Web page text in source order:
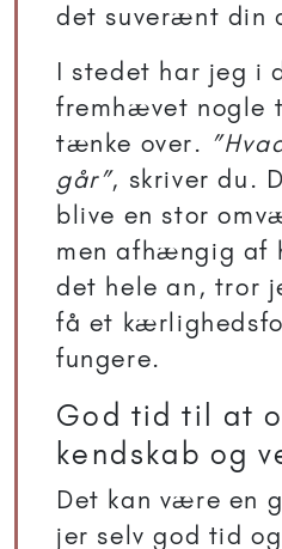
det suverænt din
I stedet har jeg i
fremhævet nogle
tænke over.
går”, skriver du.
blive en stor
men afhængig af
det hele an, tror
få et
fungere.
God tid til at
kendskab og
Det kan være en
jer selv god tid